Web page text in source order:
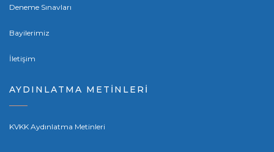
Deneme Sınavları
Bayilerimiz
İletişim
AYDINLATMA METİNLERİ
KVKK Aydınlatma Metinleri